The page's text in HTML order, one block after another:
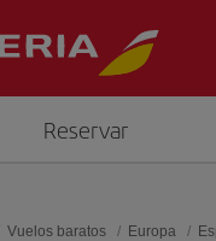
Reservar
Vuelos baratos Europa